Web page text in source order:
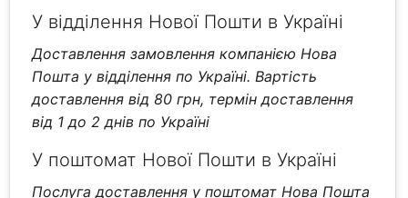
У відділення Нової Пошти в Україні
Доставлення замовлення компанією Нова
Пошта у відділення по Україні. Вартість
доставлення від 80 грн, термін доставлення
від 1 до 2 днів по Україні
У поштомат Нової Пошти в Україні
Послуга доставлення у поштомат Нова Пошта